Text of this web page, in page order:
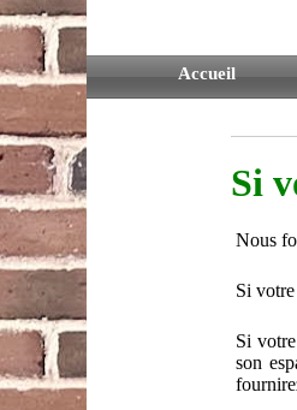
Accueil
Si
Nous
Si
Si
son